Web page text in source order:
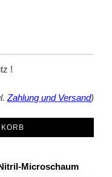
!
Zahlung und Versand)
Microschaum